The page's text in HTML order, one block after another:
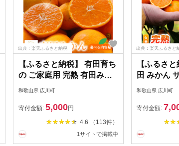
出典：楽天ふるさと納税
【ふるさと納税】 有田育ち
の ご家庭用 完熟 有田みか
ん 選べる発送月、内容量、
訳あり / 温州みかん みかん
フルーツ 果物 柑橘 くだも
の 人気 和歌山 ※2026年9
月～2027年1月に順次発送
和歌山県 広川町
寄付金額:5,000円
4.6 （113件）
1サイトで掲載中
出典：楽天ふるさと
【ふるさ
田 みかん
園 / 温州み
2kg 5kg
※2026年
年1月下旬
//mandarin
和歌山県 広川町
寄付金額: